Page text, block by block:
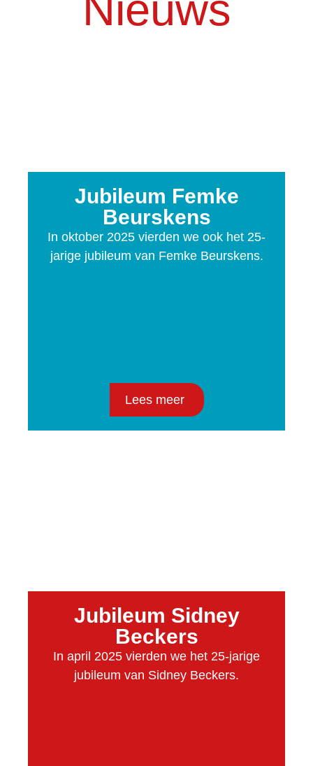
Jubileum Femke
Beurskens
In oktober 2025 vierden we ook het 25-
jarige jubileum van Femke Beurskens.
Lees meer
Jubileum Sidney
Beckers
In april 2025 vierden we het 25-jarige
jubileum van Sidney Beckers.